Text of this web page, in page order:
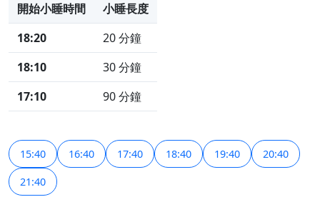
開始小睡時間
小睡長度
18:20
20 分鐘
18:10
30 分鐘
17:10
90 分鐘
15:40 16:40 17:40 18:40 19:40 20:40
21:40